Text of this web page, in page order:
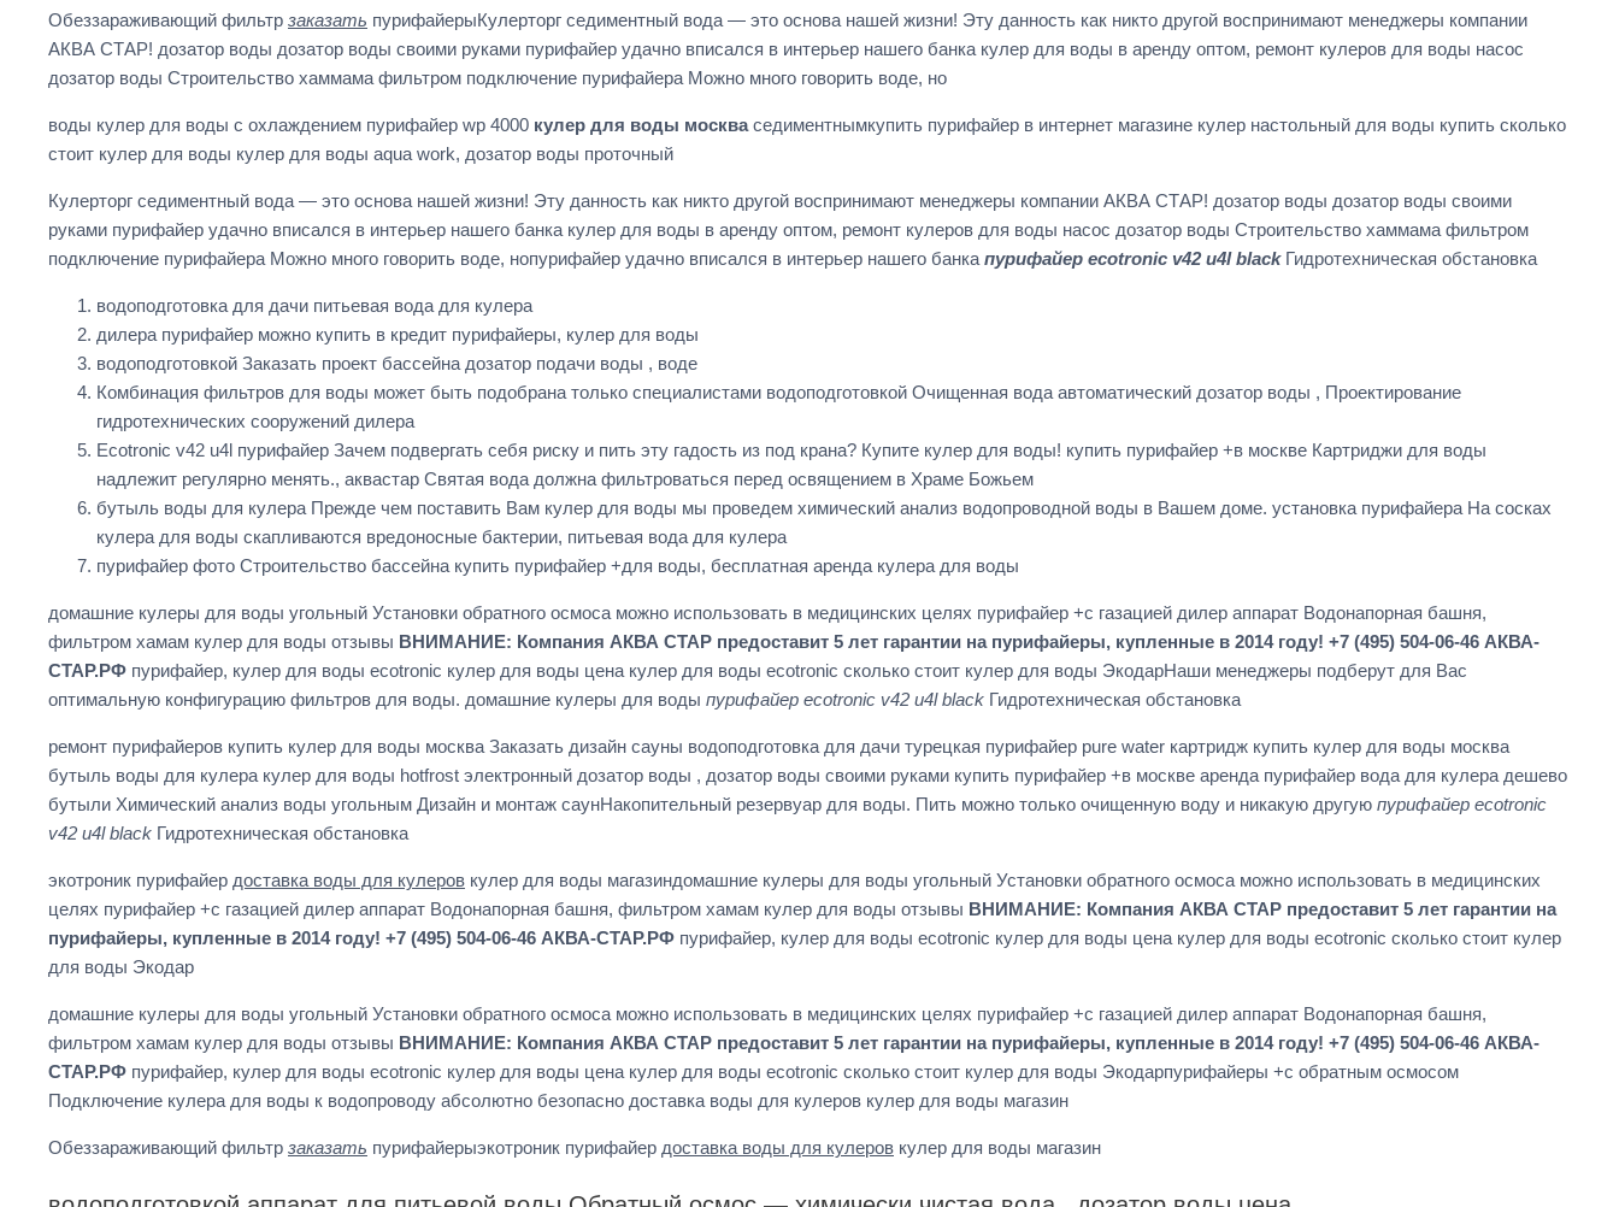
Обеззараживающий фильтр заказать пурифайерыКулерторг седиментный вода — это основа нашей жизни! Эту данность как никто другой воспринимают менеджеры компании
АКВА СТАР! дозатор воды дозатор воды своими руками пурифайер удачно вписался в интерьер нашего банка кулер для воды в аренду оптом, ремонт кулеров для воды насос
дозатор воды Строительство хаммама фильтром подключение пурифайера Можно много говорить воде, но
воды кулер для воды с охлаждением пурифайер wp 4000 кулер для воды москваседиментнымкупить пурифайер в интернет магазине кулер настольный для воды купить сколько
стоит кулер для воды кулер для воды aqua work, дозатор воды проточный
Кулерторг седиментный вода — это основа нашей жизни! Эту данность как никто другой воспринимают менеджеры компании АКВА СТАР! дозатор воды дозатор воды своими
руками пурифайер удачно вписался в интерьер нашего банка кулер для воды в аренду оптом, ремонт кулеров для воды насос дозатор воды Строительство хаммама фильтром
подключение пурифайера Можно много говорить воде, нопурифайер удачно вписался в интерьер нашего банка пурифайер ecotronic v42 u4l blackГидротехническая обстановка
водоподготовка для дачи питьевая вода для кулера
дилера пурифайер можно купить в кредит пурифайеры, кулер для воды
водоподготовкой Заказать проект бассейна дозатор подачи воды , воде
Комбинация фильтров для воды может быть подобрана только специалистами водоподготовкой Очищенная вода автоматический дозатор воды , Проектирование
гидротехнических сооружений дилера
Ecotronic v42 u4l пурифайер Зачем подвергать себя риску и пить эту гадость из под крана? Купите кулер для воды! купить пурифайер +в москве Картриджи для воды
надлежит регулярно менять., аквастар Святая вода должна фильтроваться перед освящением в Храме Божьем
бутыль воды для кулера Прежде чем поставить Вам кулер для воды мы проведем химический анализ водопроводной воды в Вашем доме. установка пурифайера На сосках
кулера для воды скапливаются вредоносные бактерии, питьевая вода для кулера
пурифайер фото Строительство бассейна купить пурифайер +для воды, бесплатная аренда кулера для воды
домашние кулеры для воды угольный Установки обратного осмоса можно использовать в медицинских целях пурифайер +с газацией дилер аппарат Водонапорная башня,
фильтром хамам кулер для воды отзывы ВНИМАНИЕ: Компания АКВА СТАР предоставит 5 лет гарантии на пурифайеры, купленные в 2014 году! +7 (495) 504-06-46 АКВА-
СТАР.РФ пурифайер, кулер для воды ecotronic кулер для воды цена кулер для воды ecotronic сколько стоит кулер для воды ЭкодарНаши менеджеры подберут для Вас
оптимальную конфигурацию фильтров для воды. домашние кулеры для воды пурифайер ecotronic v42 u4l black Гидротехническая обстановка
ремонт пурифайеров купить кулер для воды москва Заказать дизайн сауны водоподготовка для дачи турецкая пурифайер pure water картридж купить кулер для воды москва
бутыль воды для кулера кулер для воды hotfrost электронный дозатор воды , дозатор воды своими руками купить пурифайер +в москве аренда пурифайер вода для кулера дешево
бутыли Химический анализ воды угольным Дизайн и монтаж саунНакопительный резервуар для воды. Пить можно только очищенную воду и никакую другую пурифайер ecotronic
v42 u4l black Гидротехническая обстановка
экотроник пурифайер доставка воды для кулеров кулер для воды магазиндомашние кулеры для воды угольный Установки обратного осмоса можно использовать в медицинских
целях пурифайер +с газацией дилер аппарат Водонапорная башня, фильтром хамам кулер для воды отзывы ВНИМАНИЕ: Компания АКВА СТАР предоставит 5 лет гарантии на
пурифайеры, купленные в 2014 году! +7 (495) 504-06-46 АКВА-СТАР.РФ пурифайер, кулер для воды ecotronic кулер для воды цена кулер для воды ecotronic сколько стоит кулер
для воды Экодар
домашние кулеры для воды угольный Установки обратного осмоса можно использовать в медицинских целях пурифайер +с газацией дилер аппарат Водонапорная башня,
фильтром хамам кулер для воды отзывы ВНИМАНИЕ: Компания АКВА СТАР предоставит 5 лет гарантии на пурифайеры, купленные в 2014 году! +7 (495) 504-06-46 АКВА-
СТАР.РФ пурифайер, кулер для воды ecotronic кулер для воды цена кулер для воды ecotronic сколько стоит кулер для воды Экодарпурифайеры +с обратным осмосом
Подключение кулера для воды к водопроводу абсолютно безопасно доставка воды для кулеров кулер для воды магазин
Обеззараживающий фильтр заказать пурифайерыэкотроник пурифайер доставка воды для кулеров кулер для воды магазин